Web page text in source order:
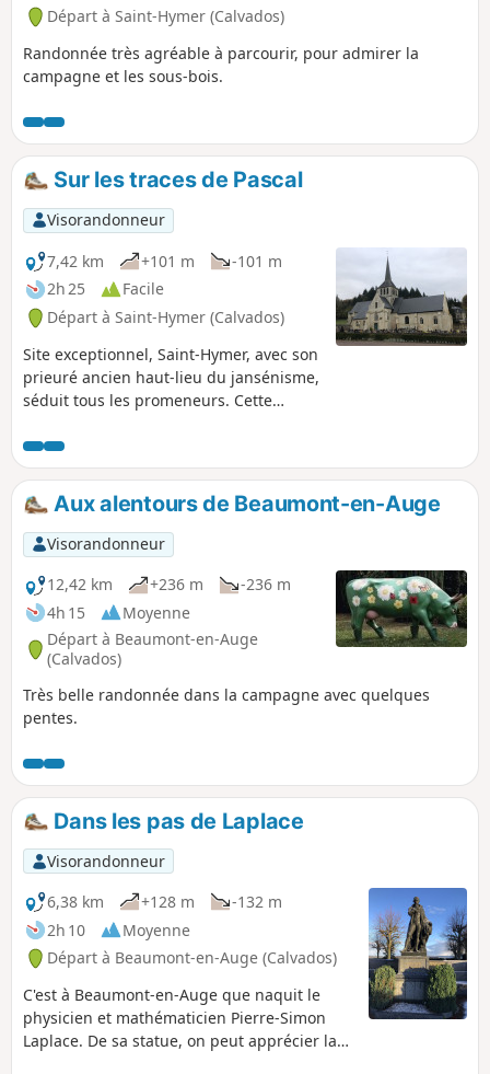
Départ à Saint-Hymer (Calvados)
Randonnée très agréable à parcourir, pour admirer la
campagne et les sous-bois.
Sur les traces de Pascal
Visorandonneur
7,42 km
+101 m
-101 m
2h 25
Facile
Départ à Saint-Hymer (Calvados)
Site exceptionnel, Saint-Hymer, avec son
prieuré ancien haut-lieu du jansénisme,
séduit tous les promeneurs. Cette
verdoyant et boisé, se termine sur la
place où se tiennent l'église, le
cimetière, dans lequel repose la mère
Denis, l'auberge et le lavoir.
Aux alentours de Beaumont-en-Auge
Visorandonneur
12,42 km
+236 m
-236 m
4h 15
Moyenne
Départ à Beaumont-en-Auge
(Calvados)
Très belle randonnée dans la campagne avec quelques
pentes.
Dans les pas de Laplace
Visorandonneur
6,38 km
+128 m
-132 m
2h 10
Moyenne
Départ à Beaumont-en-Auge (Calvados)
C'est à Beaumont-en-Auge que naquit le
physicien et mathématicien Pierre-Simon
Laplace. De sa statue, on peut apprécier la